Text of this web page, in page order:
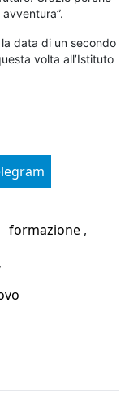
data di un secondo
volta all’Istituto
formazione